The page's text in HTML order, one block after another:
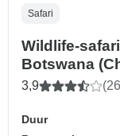
Safari
Wildlife-
Botswana
– 8 dagen
3,9
Duur